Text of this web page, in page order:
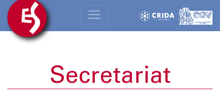
Secretariat